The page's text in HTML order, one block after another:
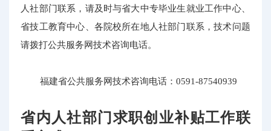
人社部门联系，请及时与省大中专毕业生就业工作中心、
省技工教育中心、各院校所在地人社部门联系，技术问题
请拨打公共服务网技术咨询电话。
福建省公共服务网技术咨询电话：0591-87540939
省内人社部门求职创业补贴工作联